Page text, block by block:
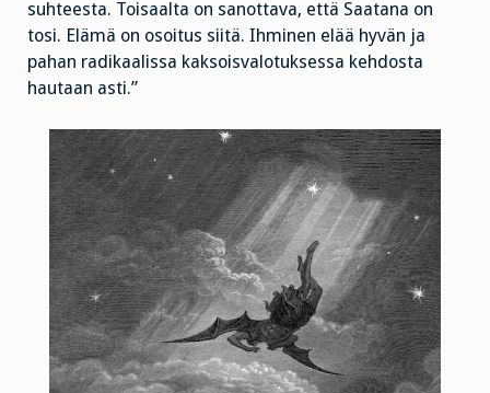
suhteesta. Toisaalta on sanottava, että Saatana on
tosi. Elämä on osoitus siitä. Ihminen elää hyvän ja
pahan radikaalissa kaksoisvalotuksessa kehdosta
hautaan asti.”